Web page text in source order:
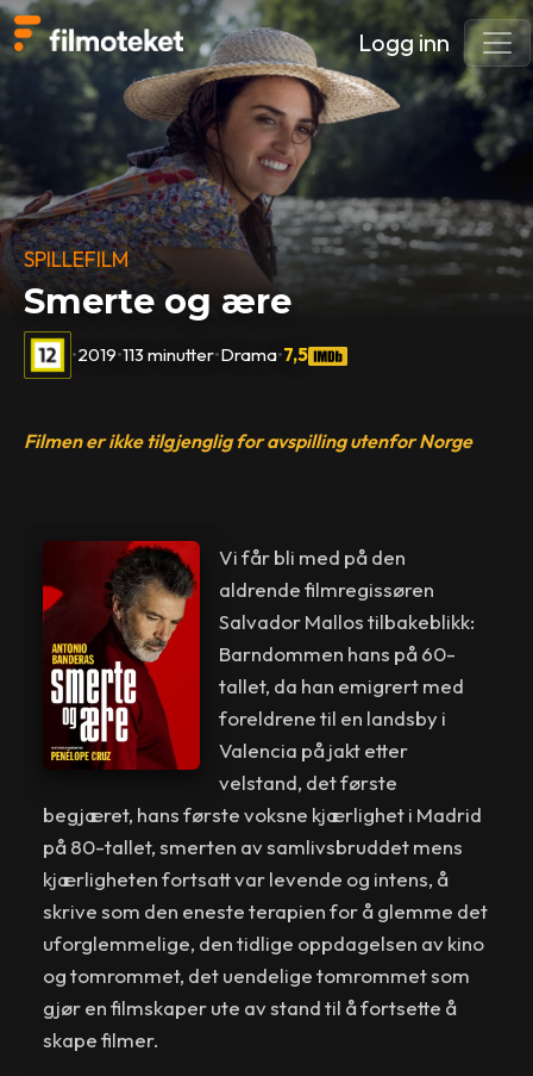
Logg inn
SPILLEFILM
Smerte og ære
•2019•113 minutter•Drama•7,5
Filmen er ikke tilgjenglig for avspilling utenfor Norge
Vi får bli med på den
aldrende filmregissøren
Salvador Mallos tilbakeblikk:
Barndommen hans på 60-
tallet, da han emigrert med
foreldrene til en landsby i
Valencia på jakt etter
velstand, det første
begjæret, hans første voksne kjærlighet i Madrid
på 80-tallet, smerten av samlivsbruddet mens
kjærligheten fortsatt var levende og intens, å
skrive som den eneste terapien for å glemme det
uforglemmelige, den tidlige oppdagelsen av kino
og tomrommet, det uendelige tomrommet som
gjør en filmskaper ute av stand til å fortsette å
skape filmer.